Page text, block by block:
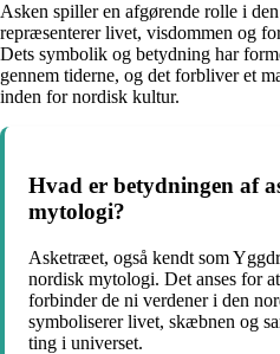
Asken spiller en afgørende rolle i
repræsenterer livet, visdommen og
Dets symbolik og betydning har
gennem tiderne, og det forbliver et
inden for nordisk kultur.
Hvad er betydningen af
mytologi?
Asketræet, også kendt som
nordisk mytologi. Det anses for
forbinder de ni verdener i den
symboliserer livet, skæbnen og
ting i universet.